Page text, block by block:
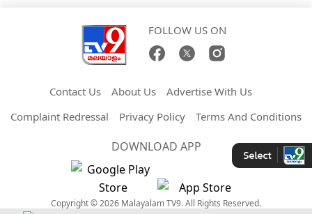
FOLLOW US ON
Contact Us About Us
Advertise With Us
Complaint Redressal
Privacy Policy Terms And Conditions
DOWNLOAD APP
Copyright © 2026 Malayalam TV9. All Rights Reserved.